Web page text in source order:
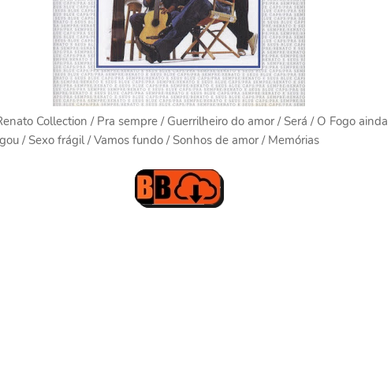
Collection / Pra sempre / Guerrilheiro do amor / Será / O Fogo ainda
/ Sexo frágil / Vamos fundo / Sonhos de amor / Memórias